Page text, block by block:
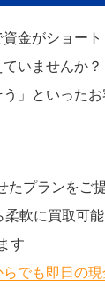
資金がショー
いませんか？
」といった
たプランをご
柔軟に買取可
す
らでも即日の